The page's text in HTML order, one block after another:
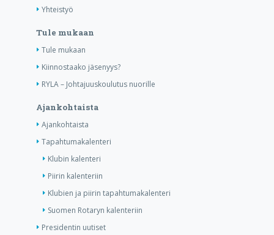
Yhteistyö
Tule mukaan
Tule mukaan
Kiinnostaako jäsenyys?
RYLA – Johtajuuskoulutus nuorille
Ajankohtaista
Ajankohtaista
Tapahtumakalenteri
Klubin kalenteri
Piirin kalenteriin
Klubien ja piirin tapahtumakalenteri
Suomen Rotaryn kalenteriin
Presidentin uutiset